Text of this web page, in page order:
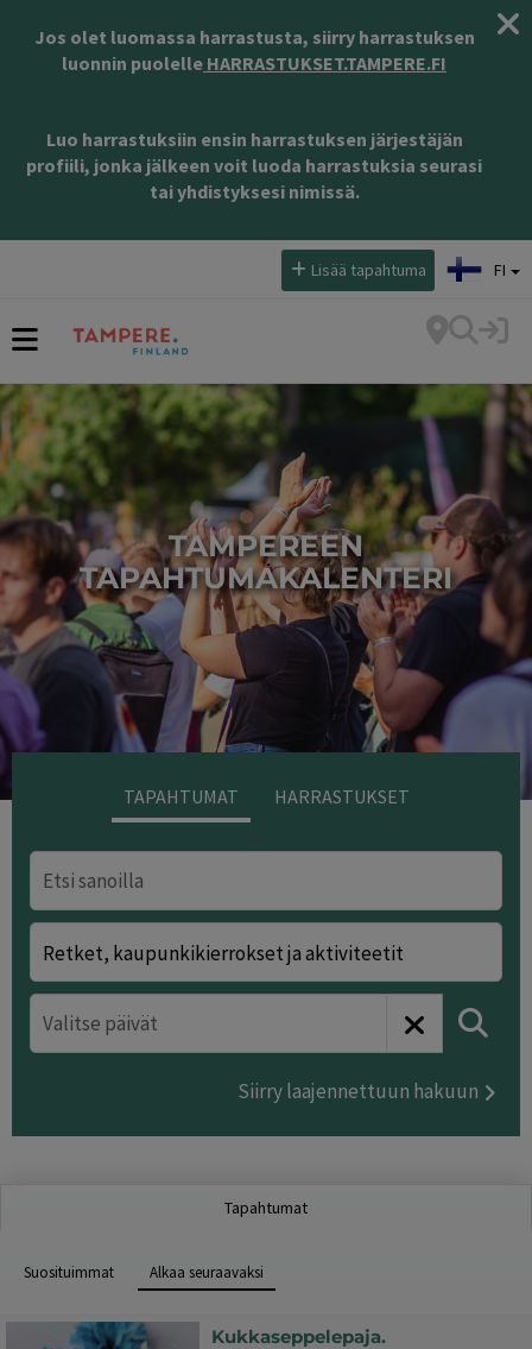
Jos olet luomassa harrastusta, siirry harrastuksen
luonnin puolelle HARRASTUKSET.TAMPERE.FI
Luo harrastuksiin ensin harrastuksen järjestäjän
profiili, jonka jälkeen voit luoda harrastuksia seurasi
tai yhdistyksesi nimissä.
Lisää tapahtuma FI
TAMPEREEN
TAPAHTUMAKALENTERI
TAPAHTUMAT HARRASTUKSET
Siirry laajennettuun hakuun
Tapahtumat
Suosituimmat Alkaa seuraavaksi
Kukkaseppelepaja.